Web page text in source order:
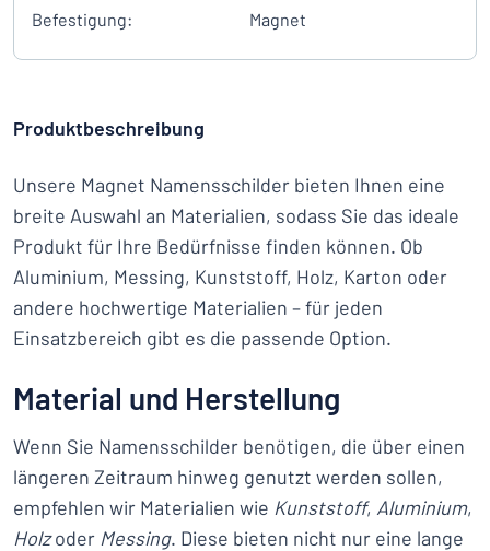
Befestigung:
Magnet
Produktbeschreibung
Unsere Magnet Namensschilder bieten Ihnen eine
breite Auswahl an Materialien, sodass Sie das ideale
Produkt für Ihre Bedürfnisse finden können. Ob
Aluminium, Messing, Kunststoff, Holz, Karton oder
andere hochwertige Materialien – für jeden
Einsatzbereich gibt es die passende Option.
Material und Herstellung
Wenn Sie Namensschilder benötigen, die über einen
längeren Zeitraum hinweg genutzt werden sollen,
empfehlen wir Materialien wie Kunststoff, Aluminium,
Holzoder Messing. Diese bieten nicht nur eine lange